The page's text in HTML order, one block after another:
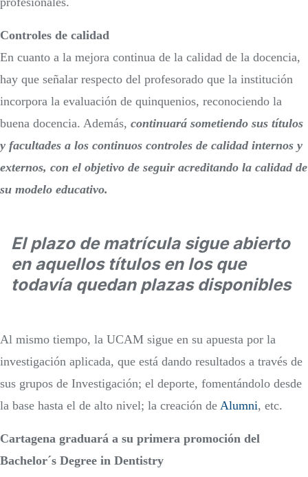
Controles de calidad
En cuanto a la mejora continua de la calidad de la docencia,
hay que señalar respecto del profesorado que la institución
incorpora la evaluación de quinquenios, reconociendo la
buena docencia. Además, continuará sometiendo sus títulos
y facultades a los continuos controles de calidad internos y
externos, con el objetivo de seguir acreditando la calidad de
su modelo educativo.
El plazo de matrícula sigue abierto
en aquellos títulos en los que
todavía quedan plazas disponibles
Al mismo tiempo, la UCAM sigue en su apuesta por la
investigación aplicada, que está dando resultados a través de
sus grupos de Investigación; el deporte, fomentándolo desde
la base hasta el de alto nivel; la creación de Alumni, etc.
Cartagena graduará a su primera promoción del
Bachelor´s Degree in Dentistry